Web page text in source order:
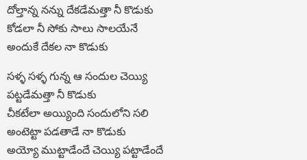
దోల్తాన్న నన్ను దేకడేమత్తా నీ కొడుకు
కోడలా నీ సోకు సాలు సాలయేనే
అందుకే దేకల నా కొడుకు
సళ్ళ సళ్ళ గున్న ఆ సందుల చెయ్యి
పట్టడేమత్తా నీ కొడుకు
చీకటేలా అయ్యింది సందులోని సలి
అంటెట్టా పడతాడే నా కొడుకు
అయ్యో ముట్టాడేందే చెయ్యి పట్టాడేందే